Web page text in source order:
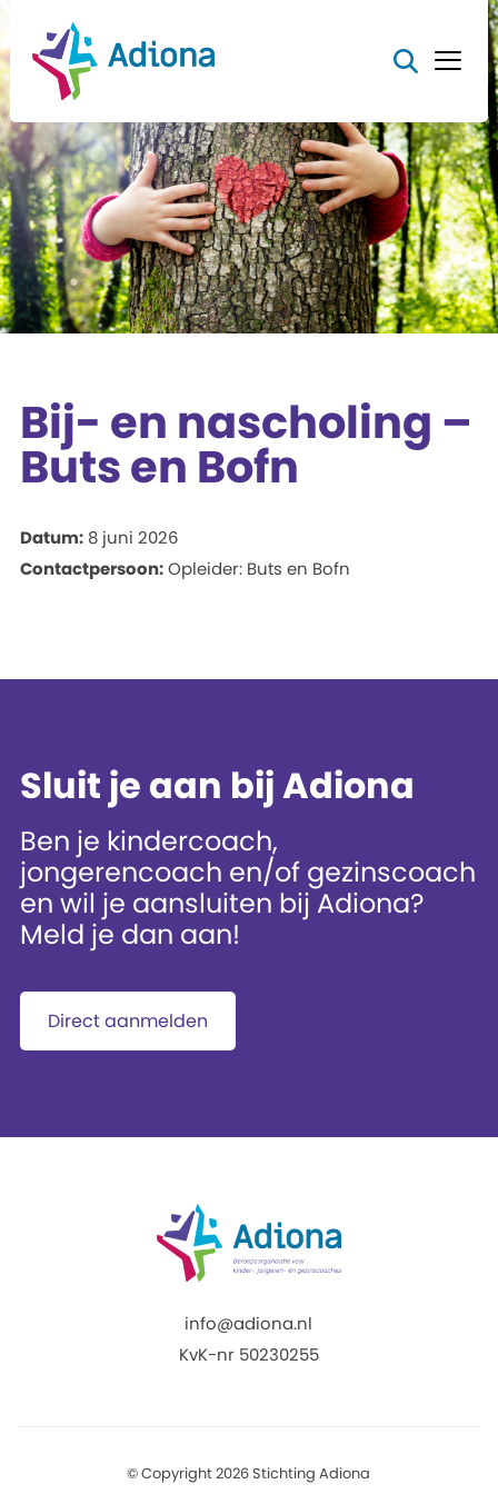
Bij- en nascholing –
Buts en Bofn
Datum:8 juni 2026
Contactpersoon:Opleider: Buts en Bofn
Sluit je aan bij Adiona
Ben je kindercoach,
jongerencoach en/of gezinscoach
en wil je aansluiten bij Adiona?
Meld je dan aan!
Direct aanmelden
info@adiona.nl
KvK-nr 50230255
© Copyright 2026 Stichting Adiona